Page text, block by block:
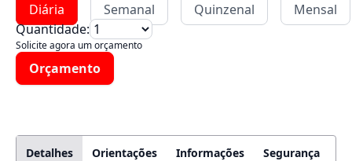
Diária Semanal Quinzenal
Mensal
Quantidade:
Solicite agora um orçamento
Orçamento
Detalhes Orientações Informações Segurança